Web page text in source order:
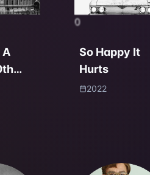
A
0
So Happy It
Hurts
2022